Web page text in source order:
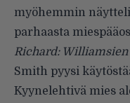
myöhemmin
parhaasta
Richard:
Smith pyysi
Kyynelehtivä mies